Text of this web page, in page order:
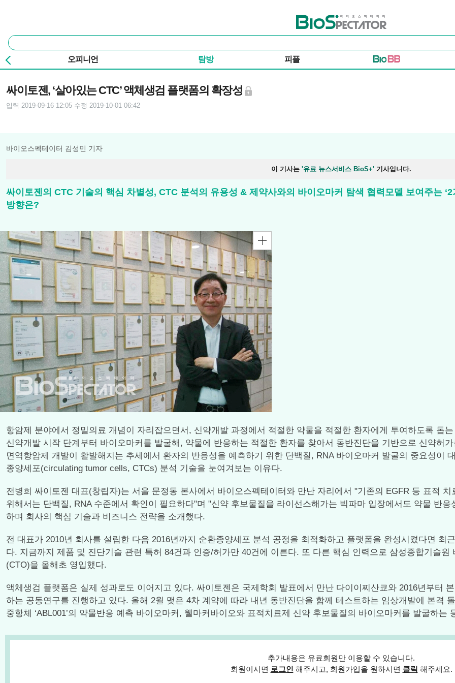
바이오스펙테이터
통
합
검
색
오피니언 탐방 피플
싸이토젠, ‘살아있는 CTC’ 액체생검 플랫폼의 확장성
입력 2019-09-16 12:05 수정 2019-10-01 06:42
바이오스펙테이터 김성민 기자
이 기사는 '유료 뉴스서비스 BioS+' 기사입니다.
싸이토젠의 CTC 기술의 핵심 차별성, CTC 분석의 유용성 & 제약사와의 바이오마커 탐색 협력모델 보여주는
방향은?
항암제 분야에서 정밀의료 개념이 자리잡으면서, 신약개발 과정에서 적절한 약물을 적절한 환자에게 투여하도록 돕
신약개발 시작 단계부터 바이오마커를 발굴해, 약물에 반응하는 적절한 환자를 찾아서 동반진단을 기반으로 신약허
면역항암제 개발이 활발해지는 추세에서 환자의 반응성을 예측하기 위한 단백질, RNA 바이오마커 발굴의 중요성이
종양세포(circulating tumor cells, CTCs) 분석 기술을 눈여겨보는 이유다.
전병희 싸이토젠 대표(창립자)는 서울 문정동 본사에서 바이오스펙테이터와 만난 자리에서 "기존의 EGFR 등 표적
위해서는 단백질, RNA 수준에서 확인이 필요하다"며 "신약 후보물질을 라이선스해가는 빅파마 입장에서도 약물 반
하며 회사의 핵심 기술과 비즈니스 전략을 소개했다.
전 대표가 2010년 회사를 설립한 다음 2016년까지 순환종양세포 분석 공정을 최적화하고 플랫폼을 완성시켰다면 최
다. 지금까지 제품 및 진단기술 관련 특허 84건과 인증/허가만 40건에 이른다. 또 다른 핵심 인력으로 삼성종합기술
(CTO)을 올해초 영입했다.
액체생검 플랫폼은 실제 성과로도 이어지고 있다. 싸이토젠은 국제학회 발표에서 만난 다이이찌산쿄와 2016년부터
하는 공동연구를 진행하고 있다. 올해 2월 맺은 4차 계약에 따라 내년 동반진단을 함께 테스트하는 임상개발에 본격
중항체 ‘ABL001’의 약물반응 예측 바이오마커, 웰마커바이오와 표적치료제 신약 후보물질의 바이오마커를 발굴하
추가내용은 유료회원만 이용할 수 있습니다.
회원이시면 로그인 해주시고, 회원가입을 원하시면 클릭 해주세요.